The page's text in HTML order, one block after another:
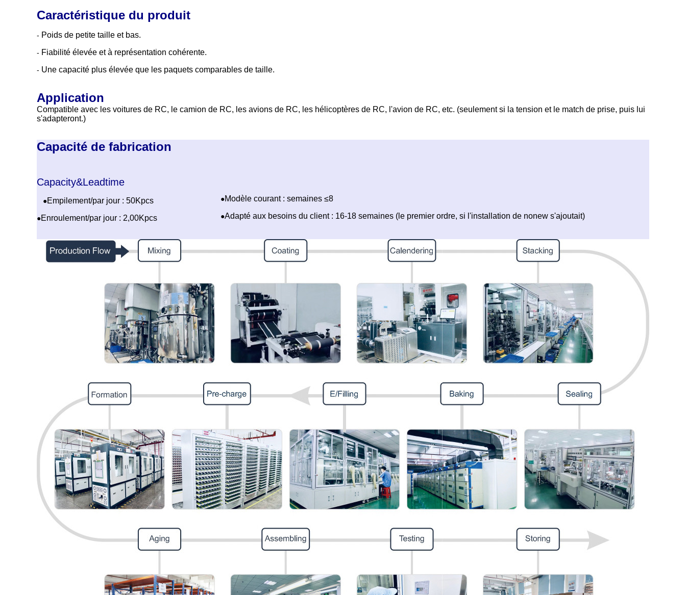
Caractéristique du produit
- Poids de petite taille et bas.
- Fiabilité élevée et à représentation cohérente.
- Une capacité plus élevée que les paquets comparables de taille.
Application
Compatible avec les voitures de RC, le camion de RC, les avions de RC, les hélicoptères de RC, l'avion de RC, etc. (seulement si la tension et le match de prise, puis lui
s'adapteront.)
Capacité de fabrication
Capacity&Leadtime
●Empilement/par jour : 50Kpcs
●Enroulement/par jour : 2,00Kpcs
●Modèle courant : semaines ≤8
●Adapté aux besoins du client : 16-18 semaines (le premier ordre, si l'installation de nonew s'ajoutait)